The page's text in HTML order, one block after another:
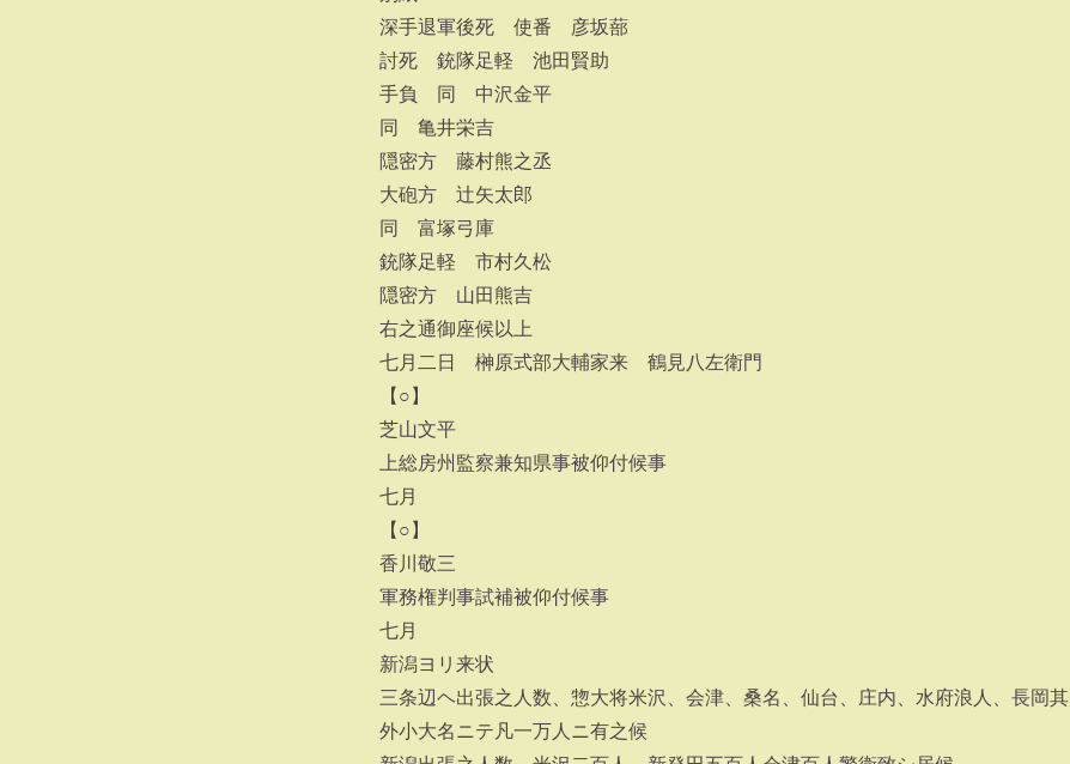
深手退軍後死 使番 彦坂蔀
討死 銃隊足軽 池田賢助
手負 同 中沢金平
同 亀井栄吉
隠密方 藤村熊之丞
大砲方 辻矢太郎
同 富塚弓庫
銃隊足軽 市村久松
隠密方 山田熊吉
右之通御座候以上
七月二日 榊原式部大輔家来 鶴見八左衛門
【○】
芝山文平
上総房州監察兼知県事被仰付候事
七月
【○】
香川敬三
軍務権判事試補被仰付候事
七月
新潟ヨリ来状
三条辺ヘ出張之人数、惣大将米沢、会津、桑名、仙台、庄内、水府浪人、長岡其
外小大名ニテ凡一万人ニ有之候